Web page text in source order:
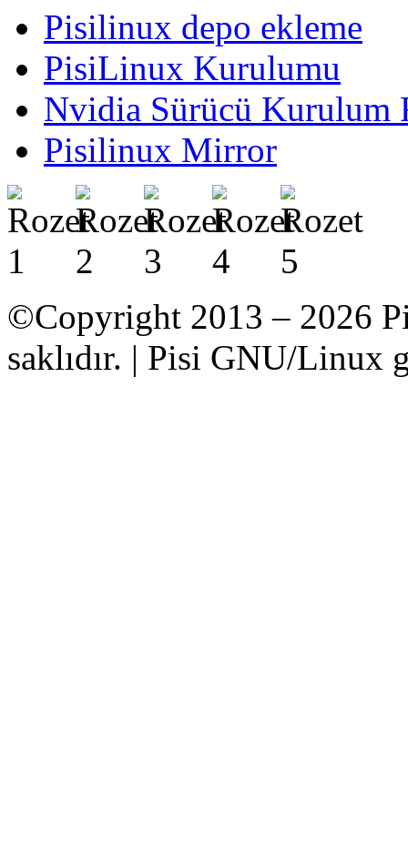
Pisilinux depo ekleme
PisiLinux Kurulumu
Nvidia Sürücü Kurulum
Pisilinux Mirror
©Copyright 2013 – 2026
saklıdır. | Pisi GNU/Linux